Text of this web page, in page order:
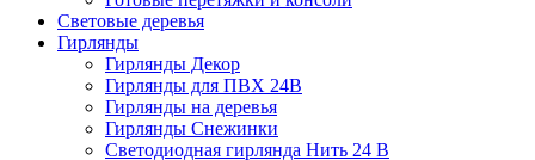
Световые деревья
Гирлянды
Гирлянды Декор
Гирлянды для ПВХ 24В
Гирлянды на деревья
Гирлянды Снежинки
Светодиодная гирлянда Нить 24 В